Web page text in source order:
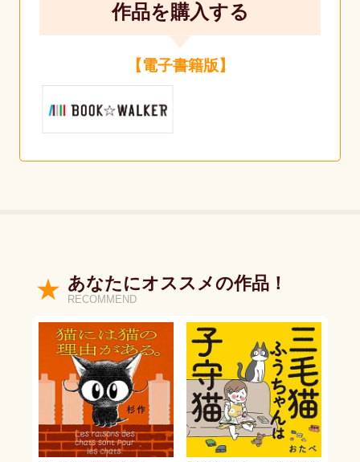
作品を購入する
【電子書籍版】
あなたにオススメの作品！
RECOMMEND